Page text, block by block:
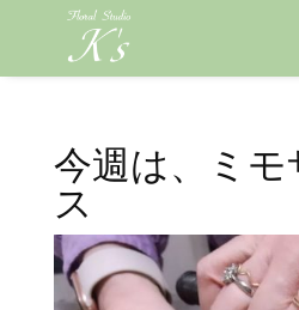
今週は、ミモ
ス